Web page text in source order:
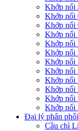
Khớp nối
Khớp nối
Khớp
Khớp nối
Khớp nối
Khớp nối
Khớp nối
Khớp nối
Khớp nối
Khớp nối
Khớp nối
Khớp nối
Đại lý phân
Cầu chì